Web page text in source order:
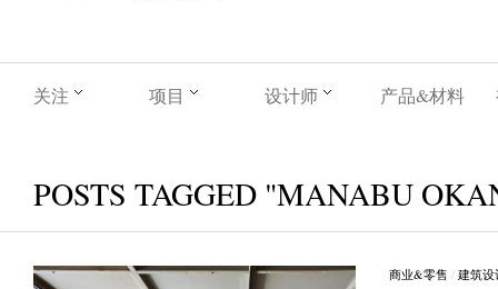
关注 项目 设计师 产品&材料
POSTS TAGGED "MANABU
商业&零售 / 建筑设